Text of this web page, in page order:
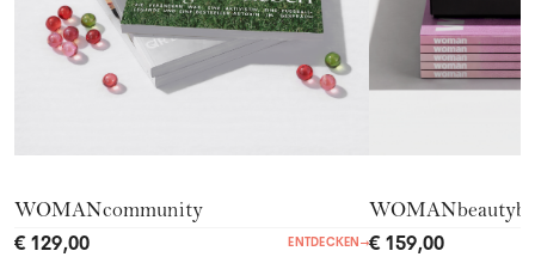
WOMANcommunity
€ 129,00 ENTDECKEN →€ 159,00